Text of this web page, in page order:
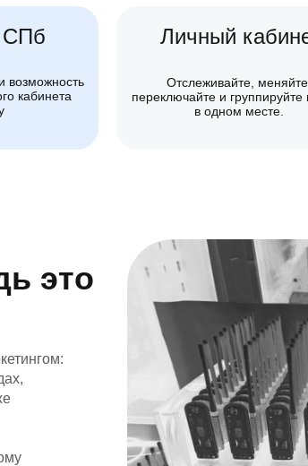
Отслеживайте,
переключайте и группируйте
в одном месте.
возможность
кабинета
СПб Личный
это